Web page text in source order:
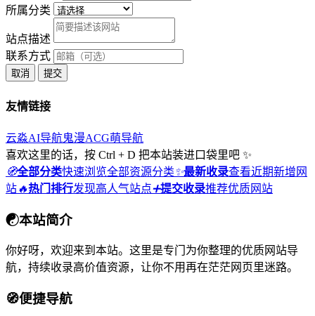
所属分类
站点描述
联系方式
取消 提交
友情链接
云淼AI导航鬼漫ACG萌导航
喜欢这里的话，按 Ctrl + D 把本站装进口袋里吧 ✨
🧭全部分类快速浏览全部资源分类✨最新收录查看近期新增网
站🔥热门排行发现高人气站点➕提交收录推荐优质网站
☯本站简介
你好呀，欢迎来到本站。这里是专门为你整理的优质网站导
航，持续收录高价值资源，让你不用再在茫茫网页里迷路。
🧭便捷导航